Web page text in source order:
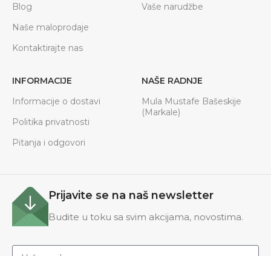
Blog
Naše maloprodaje
Kontaktirajte nas
Vaše narudžbe
INFORMACIJE
Informacije o dostavi
Politika privatnosti
Pitanja i odgovori
NAŠE RADNJE
Mula Mustafe Bašeskije
(Markale)
Prijavite se na naš newsletter
Budite u toku sa svim akcijama, novostima.